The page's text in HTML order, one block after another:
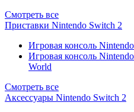
Смотреть все
Приставки Nintendo Switch 2
Игровая консоль
Игровая консоль
World
Смотреть все
Аксессуары Nintendo Switch 2